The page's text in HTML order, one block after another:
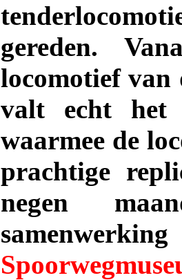
gereden.
locomotief
valt echt het
waarmee de
prachtige
negen